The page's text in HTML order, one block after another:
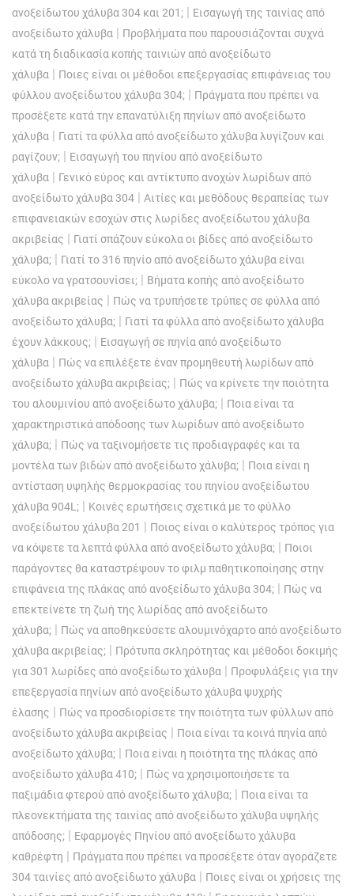
ανοξείδωτου χάλυβα 304 και 201; | Εισαγωγή της ταινίας από
ανοξείδωτο χάλυβα | Προβλήματα που παρουσιάζονται συχνά
κατά τη διαδικασία κοπής ταινιών από ανοξείδωτο
χάλυβα | Ποιες είναι οι μέθοδοι επεξεργασίας επιφάνειας του
φύλλου ανοξείδωτου χάλυβα 304; | Πράγματα που πρέπει να
προσέξετε κατά την επανατύλιξη πηνίων από ανοξείδωτο
χάλυβα | Γιατί τα φύλλα από ανοξείδωτο χάλυβα λυγίζουν και
ραγίζουν; | Εισαγωγή του πηνίου από ανοξείδωτο
χάλυβα | Γενικό εύρος και αντίκτυπο ανοχών λωρίδων από
ανοξείδωτο χάλυβα 304 | Αιτίες και μεθόδους θεραπείας των
επιφανειακών εσοχών στις λωρίδες ανοξείδωτου χάλυβα
ακριβείας | Γιατί σπάζουν εύκολα οι βίδες από ανοξείδωτο
χάλυβα; | Γιατί το 316 πηνίο από ανοξείδωτο χάλυβα είναι
εύκολο να γρατσουνίσει; | Βήματα κοπής από ανοξείδωτο
χάλυβα ακριβείας | Πώς να τρυπήσετε τρύπες σε φύλλα από
ανοξείδωτο χάλυβα; | Γιατί τα φύλλα από ανοξείδωτο χάλυβα
έχουν λάκκους; | Εισαγωγή σε πηνία από ανοξείδωτο
χάλυβα | Πώς να επιλέξετε έναν προμηθευτή λωρίδων από
ανοξείδωτο χάλυβα ακριβείας; | Πώς να κρίνετε την ποιότητα
του αλουμινίου από ανοξείδωτο χάλυβα; | Ποια είναι τα
χαρακτηριστικά απόδοσης των λωρίδων από ανοξείδωτο
χάλυβα; | Πώς να ταξινομήσετε τις προδιαγραφές και τα
μοντέλα των βιδών από ανοξείδωτο χάλυβα; | Ποια είναι η
αντίσταση υψηλής θερμοκρασίας του πηνίου ανοξείδωτου
χάλυβα 904L; | Κοινές ερωτήσεις σχετικά με το φύλλο
ανοξείδωτου χάλυβα 201 | Ποιος είναι ο καλύτερος τρόπος για
να κόψετε τα λεπτά φύλλα από ανοξείδωτο χάλυβα; | Ποιοι
παράγοντες θα καταστρέψουν το φιλμ παθητικοποίησης στην
επιφάνεια της πλάκας από ανοξείδωτο χάλυβα 304; | Πώς να
επεκτείνετε τη ζωή της λωρίδας από ανοξείδωτο
χάλυβα; | Πώς να αποθηκεύσετε αλουμινόχαρτο από ανοξείδωτο
χάλυβα ακριβείας; | Πρότυπα σκληρότητας και μέθοδοι δοκιμής
για 301 λωρίδες από ανοξείδωτο χάλυβα | Προφυλάξεις για την
επεξεργασία πηνίων από ανοξείδωτο χάλυβα ψυχρής
έλασης | Πώς να προσδιορίσετε την ποιότητα των φύλλων από
ανοξείδωτο χάλυβα ακριβείας | Ποια είναι τα κοινά πηνία από
ανοξείδωτο χάλυβα; | Ποια είναι η ποιότητα της πλάκας από
ανοξείδωτο χάλυβα 410; | Πώς να χρησιμοποιήσετε τα
παξιμάδια φτερού από ανοξείδωτο χάλυβα; | Ποια είναι τα
πλεονεκτήματα της ταινίας από ανοξείδωτο χάλυβα υψηλής
απόδοσης; | Εφαρμογές Πηνίου από ανοξείδωτο χάλυβα
καθρέφτη | Πράγματα που πρέπει να προσέξετε όταν αγοράζετε
304 ταινίες από ανοξείδωτο χάλυβα | Ποιες είναι οι χρήσεις της